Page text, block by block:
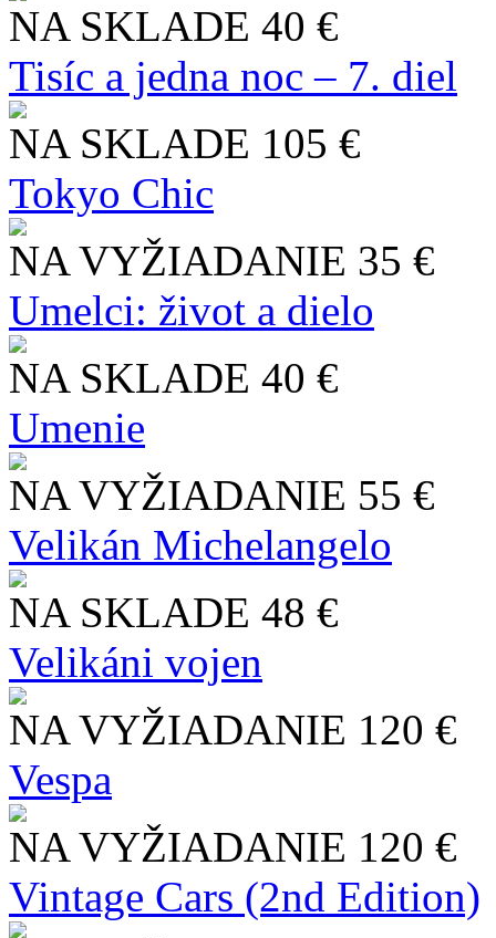
NA SKLADE 40 €
Tisíc a jedna noc – 7. diel
NA SKLADE 105 €
Tokyo Chic
NA VYŽIADANIE 35 €
Umelci: život a dielo
NA SKLADE 40 €
Umenie
NA VYŽIADANIE 55 €
Velikán Michelangelo
NA SKLADE 48 €
Velikáni vojen
NA VYŽIADANIE 120 €
Vespa
NA VYŽIADANIE 120 €
Vintage Cars (2nd Edition)